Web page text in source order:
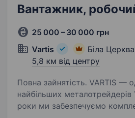
Вантажник,
25 000 – 30 000 грн
Vartis
Біла
5,8 км від центру
Повна зайнятість. VARTIS — один із
найбільших
роки ми забезпечуємо